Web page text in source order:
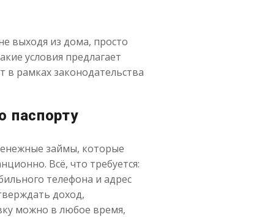
выходя из дома, просто
условия предлагает
рамках законодательства
паспорту
займы, которые
Всё, что требуется:
телефона и адрес
доход,
можно в любое время,